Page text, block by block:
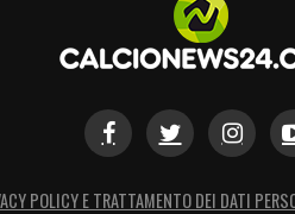
POLICY E TRATTAMENTO DEI DATI